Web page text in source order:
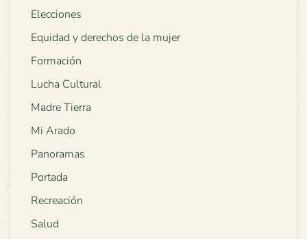
Elecciones
Equidad y derechos de la mujer
Formación
Lucha Cultural
Madre Tierra
Mi Arado
Panoramas
Portada
Recreación
Salud